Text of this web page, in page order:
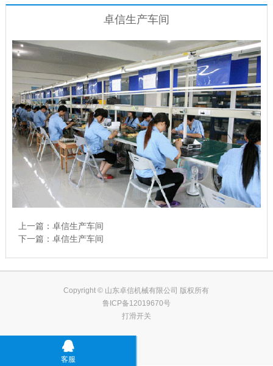
卓信生产车间
上一篇： 卓信生产车间
下一篇： 卓信生产车间
Copyright © 山东卓信机械有限公司 版权所有
鲁ICP备12019670号
打滑开关
客服